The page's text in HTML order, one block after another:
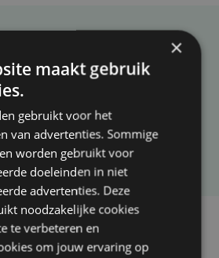
of schrijffout opgemerkt in dit
artikel?
het ons weten
×
maakt gebruik
gebruikt voor het
van advertenties. Sommige
worden gebruikt voor
doeleinden in niet
advertenties. Deze
noodzakelijke cookies
te verbeteren en
om jouw ervaring op